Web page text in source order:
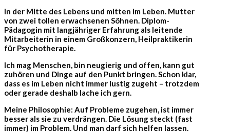
In der Mitte des Lebens und mitten im Leben. Mutter
von zwei tollen erwachsenen Söhnen. Diplom-
Pädagogin mit langjähriger Erfahrung als leitende
Mitarbeiterin in einem Großkonzern, Heilpraktikerin
für Psychotherapie.
Ich mag Menschen, bin neugierig und offen, kann gut
zuhören und Dinge auf den Punkt bringen. Schon klar,
dass es im Leben nicht immer lustig zugeht – trotzdem
oder gerade deshalb lache ich gern.
Meine Philosophie: Auf Probleme zugehen, ist immer
besser als sie zu verdrängen. Die Lösung steckt (fast
immer) im Problem. Und man darf sich helfen lassen.